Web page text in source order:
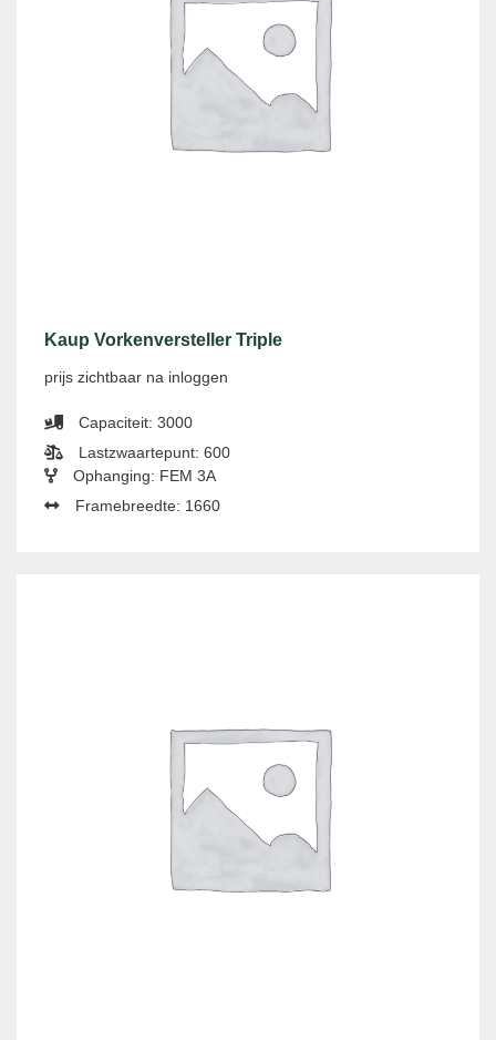
Kaup Vorkenversteller Triple
prijs zichtbaar na inloggen
Capaciteit: 3000
Lastzwaartepunt: 600
Ophanging: FEM 3A
Framebreedte: 1660